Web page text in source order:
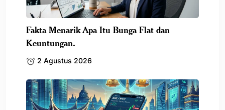
Fakta Menarik Apa Itu Bunga Flat dan
Keuntungan.
2 Agustus 2026